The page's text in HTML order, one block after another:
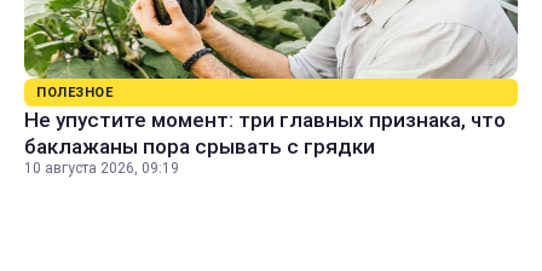
ПОЛЕЗНОЕ
Не упустите момент: три главных признака, что
баклажаны пора срывать с грядки
10 августа 2026, 09:19